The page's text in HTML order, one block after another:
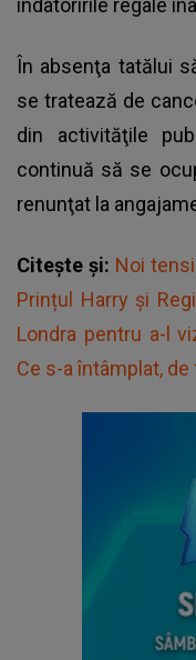
îndatoririle regale
În absenţa tatălui
se tratează de
din activităţile
continuă să se
renunţat la
Citește și: Noi
Prințul Harry și
Londra pentru a-l
Ce s-a întâmplat, de